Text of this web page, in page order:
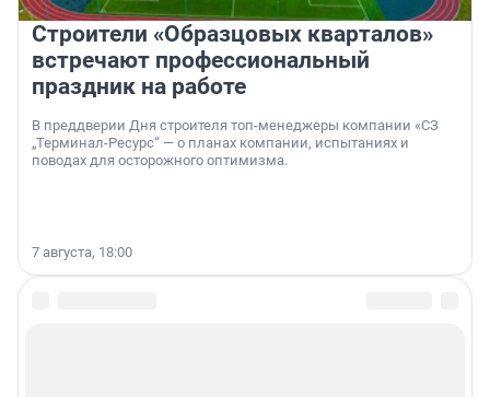
Строители «Образцовых кварталов»
встречают профессиональный
праздник на работе
В преддверии Дня строителя топ-менеджеры компании «СЗ
„Терминал-Ресурс“ — о планах компании, испытаниях и
поводах для осторожного оптимизма.
7 августа, 18:00